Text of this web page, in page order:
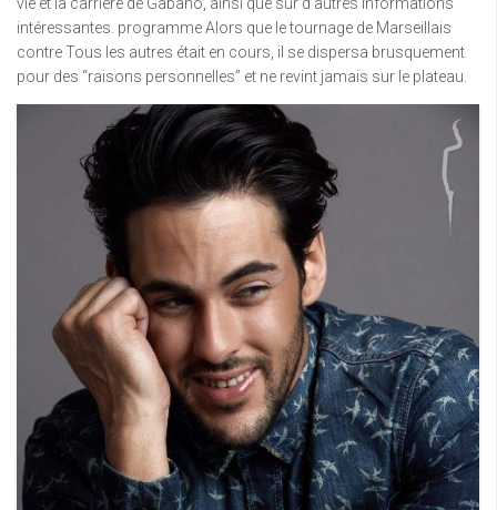
intéressantes. programme Alors que le tournage de Marseillais
contre Tous les autres était en cours, il se dispersa brusquement
pour des “raisons personnelles” et ne revint jamais sur le plateau.